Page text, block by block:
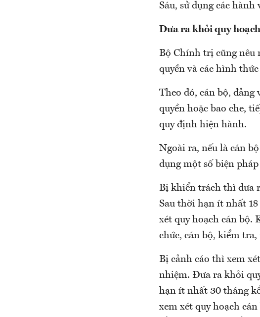
Sáu, sử dụng các
Đưa ra khỏi quy
Bộ Chính trị cũng nêu
quyền và các hình
Theo đó, cán bộ, đảng
quyền hoặc bao che,
quy định hiện hành.
Ngoài ra, nếu là cán
dụng một số biện
Bị khiển trách thì đưa
Sau thời hạn ít nhất
xét quy hoạch cán bộ.
chức, cán bộ, kiểm
Bị cảnh cáo thì xem
nhiệm. Đưa ra khỏi
hạn ít nhất 30 tháng
xem xét quy hoạch